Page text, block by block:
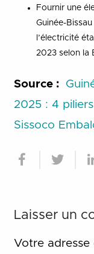
Fournir une
Guinée-
l’électricité
2023 selon la
Source :
2025 : 4
Sissoco
Laisser un
Votre adresse